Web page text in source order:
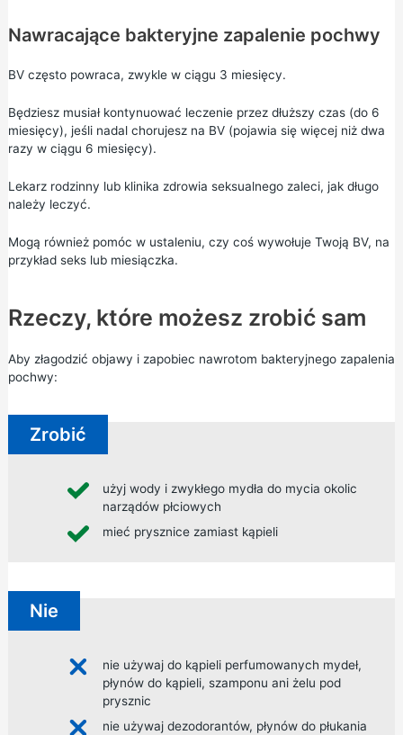
Nawracające bakteryjne zapalenie pochwy
BV często powraca, zwykle w ciągu 3 miesięcy.
Będziesz musiał kontynuować leczenie przez dłuższy czas (do 6
miesięcy), jeśli nadal chorujesz na BV (pojawia się więcej niż dwa
razy w ciągu 6 miesięcy).
Lekarz rodzinny lub klinika zdrowia seksualnego zaleci, jak długo
należy leczyć.
Mogą również pomóc w ustaleniu, czy coś wywołuje Twoją BV, na
przykład seks lub miesiączka.
Rzeczy, które możesz zrobić sam
Aby złagodzić objawy i zapobiec nawrotom bakteryjnego zapalenia
pochwy:
Zrobić
użyj wody i zwykłego mydła do mycia okolic
narządów płciowych
mieć prysznice zamiast kąpieli
Nie
nie używaj do kąpieli perfumowanych mydeł,
płynów do kąpieli, szamponu ani żelu pod
prysznic
nie używaj dezodorantów, płynów do płukania